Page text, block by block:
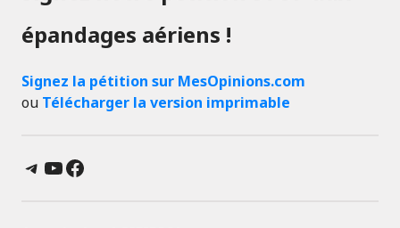
épandages aériens !
Signez la pétition sur MesOpinions.com
ou Télécharger la version imprimable
Telegram
YouTube
Facebook